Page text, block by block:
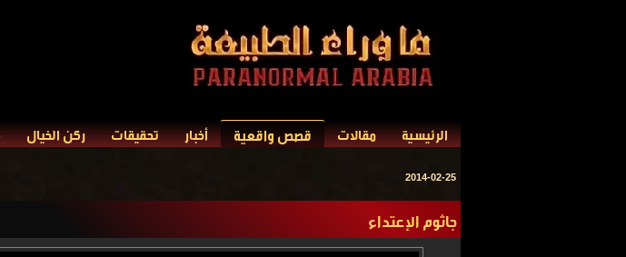
الرئيسية مقالات قصص واقعية أخبار تحقيقات ركن الخيال
2014-02-25
جاثوم الإعتداء